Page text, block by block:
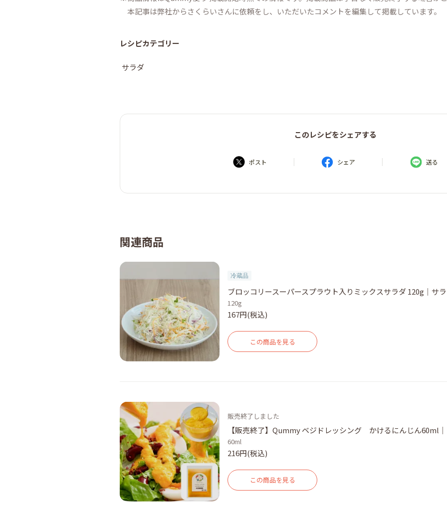
本記事は弊社からさくらいさんに依頼をし、いただいたコメントを編集して掲載しています。
レシピカテゴリー
サラダ
このレシピをシェアする
ポスト | シェア | 送る
関連商品
冷蔵品
ブロッコリースーパースプラウト入りミックスサラダ 120g｜サ
120g
167円(税込)
この商品を見る
販売終了しました
【販売終了】Qummy ベジドレッシング かけるにんじん60ml
60ml
216円(税込)
この商品を見る